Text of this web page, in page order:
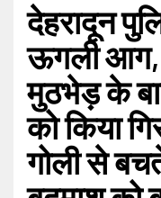
देहरादून
ऊगली आग,
मुठभेड़ के
को किया
गोली से